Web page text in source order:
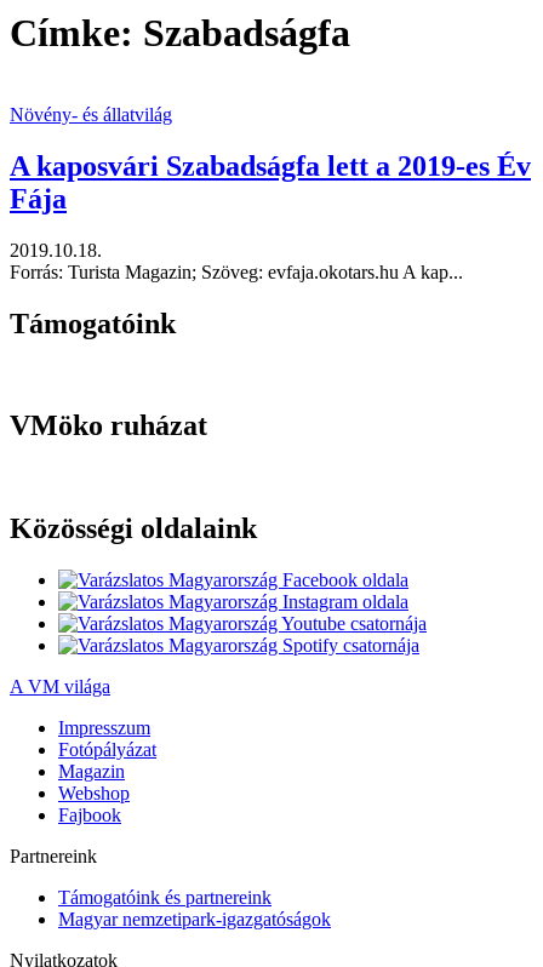
Címke: Szabadságfa
Növény- és állatvilág
A kaposvári Szabadságfa lett a 2019-es Év
Fája
2019.10.18.
Forrás: Turista Magazin; Szöveg: evfaja.okotars.hu A kap...
Támogatóink
VMöko ruházat
Közösségi oldalaink
A VM világa
Impresszum
Fotópályázat
Magazin
Webshop
Fajbook
Partnereink
Támogatóink és partnereink
Magyar nemzetipark-igazgatóságok
Nyilatkozatok